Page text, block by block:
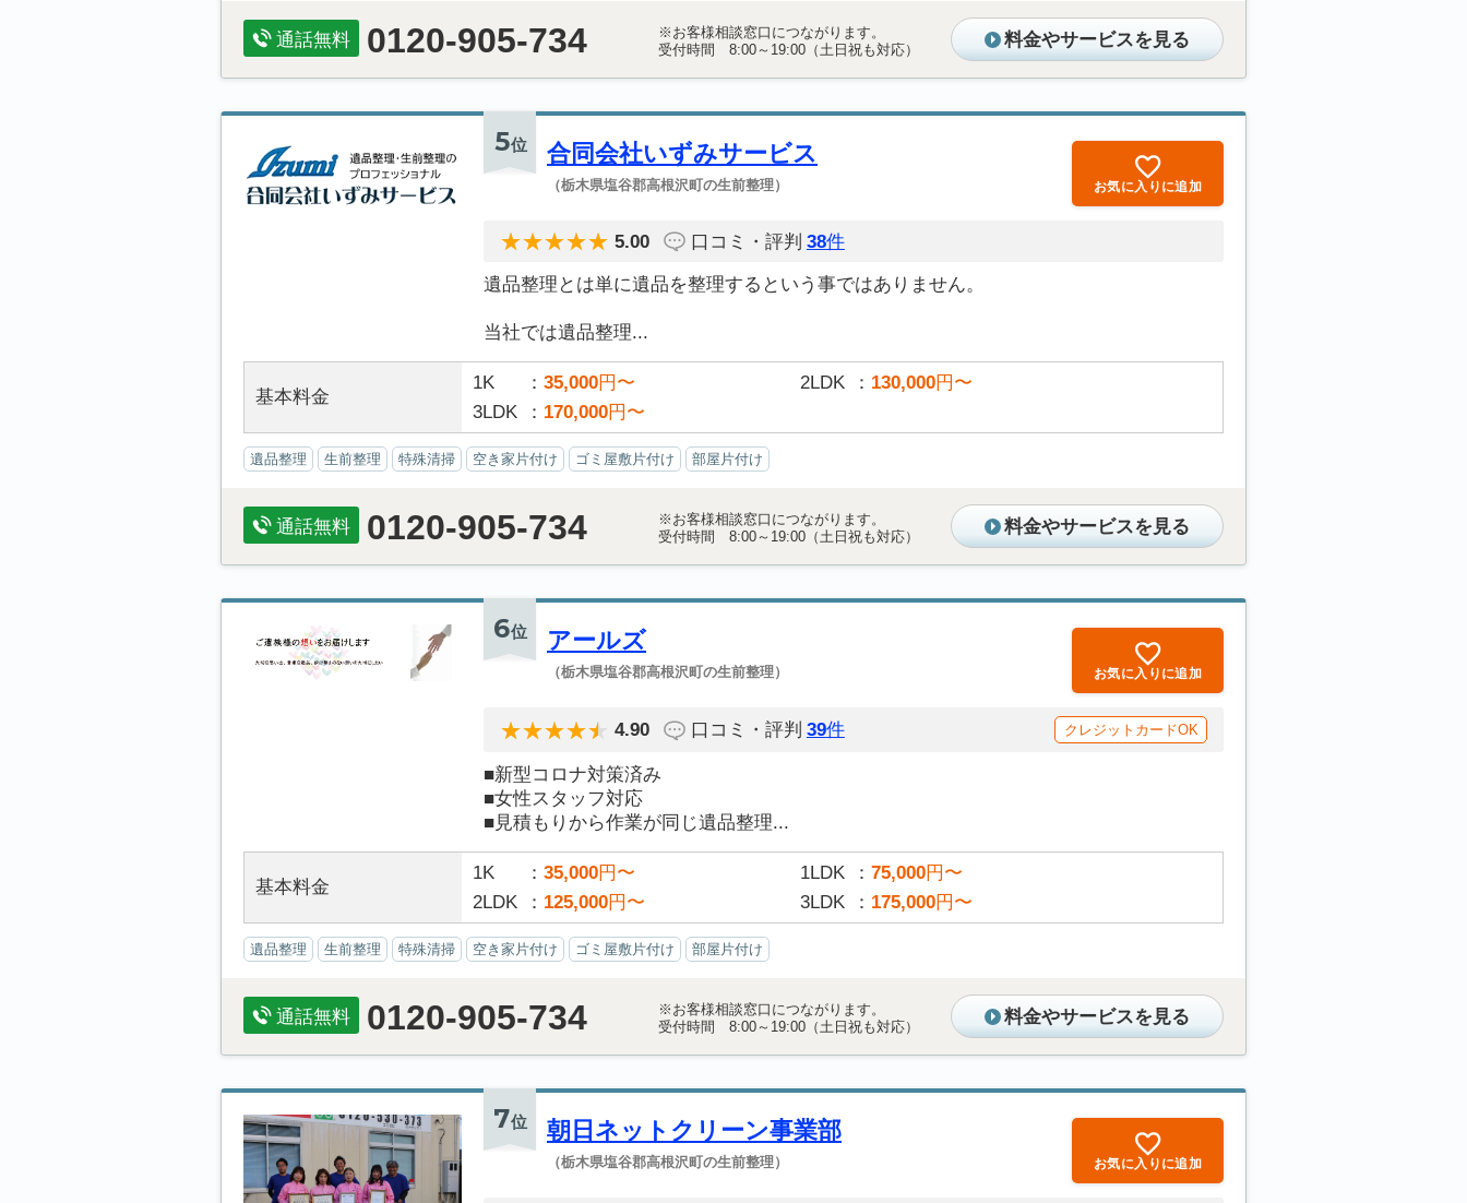
通話無料 0120-905-734
※お客様相談窓口につながります。
受付時間 8:00～19:00（土日祝も対応）
料金やサービスを見る
5位 合同会社いずみサービス
（栃木県塩谷郡高根沢町の生前整理） お気に入りに追加
5.00 口コミ・評判 38件
遺品整理とは単に遺品を整理するという事ではありません。
当社では遺品整理...
基本料金
1K 35,000円〜 2LDK 130,000円〜
3LDK
170,000円〜
遺品整理 生前整理 特殊清掃 空き家片付け ゴミ屋敷片付け 部屋片付け
通話無料 0120-905-734
※お客様相談窓口につながります。
受付時間 8:00～19:00（土日祝も対応）
料金やサービスを見る
6位 アールズ
（栃木県塩谷郡高根沢町の生前整理） お気に入りに追加
4.90 口コミ・評判 39件 クレジットカードOK
■新型コロナ対策済み
■女性スタッフ対応
■見積もりから作業が同じ遺品整理...
基本料金
1K 35,000円〜 1LDK 75,000円〜
2LDK
125,000円〜 3LDK 175,000円〜
遺品整理 生前整理 特殊清掃 空き家片付け ゴミ屋敷片付け 部屋片付け
通話無料 0120-905-734
※お客様相談窓口につながります。
受付時間 8:00～19:00（土日祝も対応）
料金やサービスを見る
7位 朝日ネットクリーン事業部
（栃木県塩谷郡高根沢町の生前整理） お気に入りに追加